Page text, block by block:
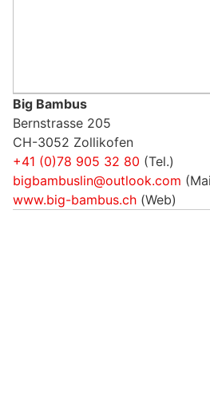
Big Bambus
Bernstrasse 205
CH-3052 Zollikofen
+41 (0)78 905 32 80 (Tel.)
bigbambuslin@outlook.com
www.big-bambus.ch (Web)